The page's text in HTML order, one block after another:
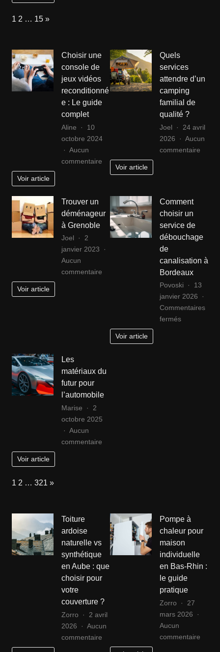
vos
chaussures
favorites
disent
de
Page:
1 2 … 15 Next
»
Choisir une
console de
jeux vidéos
reconditionné
e : Le guide
complet
Aline
10
octobre 2024
Aucun
commentairesur
Choisir
console
jeux
vidéos
reconditionnée
guide
Voir article
Quels
services
attendre d’un
camping
familial de
qualité ?
Joel
24 avril
2026
Aucun
commentaire
qualité
Voir article
Trouver un
déménageur
à Grenoble
Joel
2
janvier 2023
Aucun
commentairesur
Grenoble
Voir article
Comment
choisir un
service de
débouchage
de
canalisation à
Bordeaux
Povoski
13
janvier 2026
Commentaires
ferméssur
Voir article
Les
matériaux du
futur pour
l’automobile
Marise
2
octobre 2025
Aucun
commentairesur
Voir article
Page:
1 2 … 321 Next
»
Toiture
ardoise
naturelle vs
synthétique
en Aube : que
choisir pour
votre
couverture ?
Zorro
2 avril
2026
Aucun
commentairesur
Toiture
Pompe à
chaleur pour
maison
individuelle
en Bas-Rhin :
le guide
pratique
Zorro
27
mars 2026
Aucun
commentaire